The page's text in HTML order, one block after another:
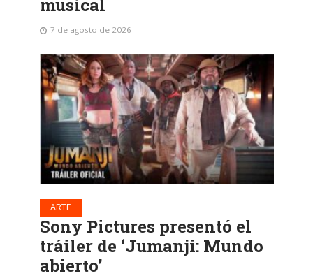
musical
7 de agosto de 2026
ARTE
Sony Pictures presentó el
tráiler de ‘Jumanji: Mundo
abierto’